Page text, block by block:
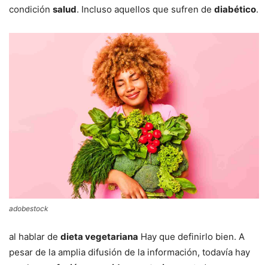
condición salud. Incluso aquellos que sufren de diabético.
adobestock
al hablar de dieta vegetariana Hay que definirlo bien. A
pesar de la amplia difusión de la información, todavía hay